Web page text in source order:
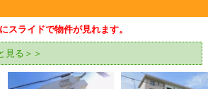
スライドで物件が見れます。
見る＞＞